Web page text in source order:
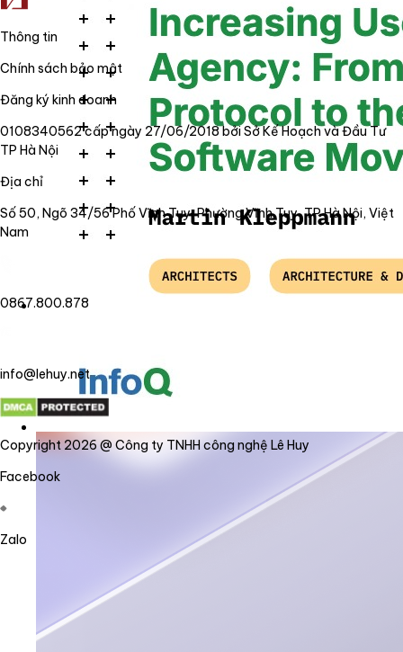
Thông tin
Chính sách bảo mật
Đăng ký kinh doanh
0108340562 cấp ngày 27/06/2018 bởi Sở Kế Hoạch và Đầu Tư
TP Hà Nội
Địa chỉ
Số 50, Ngõ 34/56 Phố Vĩnh Tuy, Phường Vĩnh Tuy, TP Hà Nội, Việt
Nam
0867.800.878
info@lehuy.net
Copyright 2026 @ Công ty TNHH công nghệ Lê Huy
Facebook
Zalo